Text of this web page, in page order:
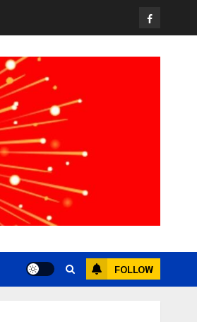
Facebook
FOLLOW